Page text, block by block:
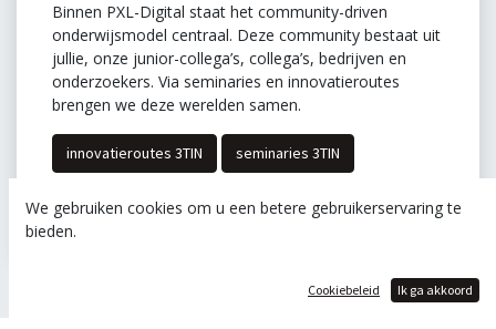
Binnen PXL-Digital staat het community-driven
onderwijsmodel centraal. Deze community bestaat uit
jullie, onze junior-collega’s, collega’s, bedrijven en
onderzoekers. Via seminaries en innovatieroutes
brengen we deze werelden samen.
innovatieroutes 3TIN seminaries 3TIN
seminaries 2TIN
We gebruiken cookies om u een betere gebruikerservaring te
bieden.
Cookiebeleid Ik ga akkoord